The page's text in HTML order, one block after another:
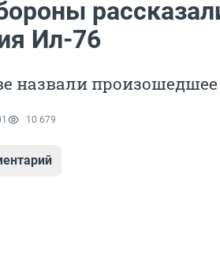
Ил-76
назвали
10 679